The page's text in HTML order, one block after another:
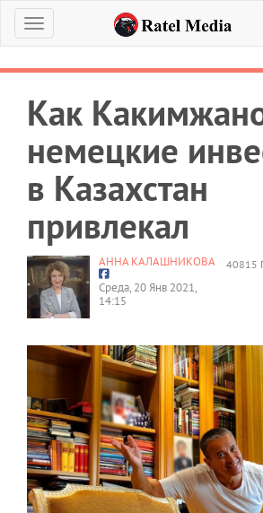
Меню
Как
немецкие
в Казахстан
привлекал
40815
АННА КАЛАШНИКОВА
Среда, 20 Янв 2021,
14:15